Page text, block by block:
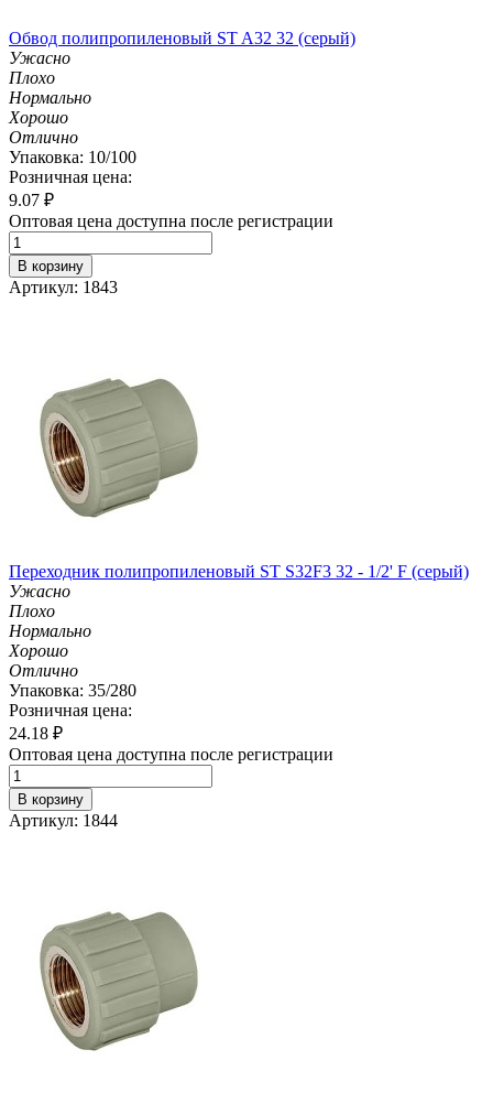
Обвод полипропиленовый ST A32 32 (серый)
Ужасно
Плохо
Нормально
Хорошо
Отлично
Упаковка: 10/100
Розничная цена:
9.07 ₽
Оптовая цена доступна после регистрации
В корзину
Артикул: 1843
Переходник полипропиленовый ST S32F3 32 - 1/2' F (серый)
Ужасно
Плохо
Нормально
Хорошо
Отлично
Упаковка: 35/280
Розничная цена:
24.18 ₽
Оптовая цена доступна после регистрации
В корзину
Артикул: 1844